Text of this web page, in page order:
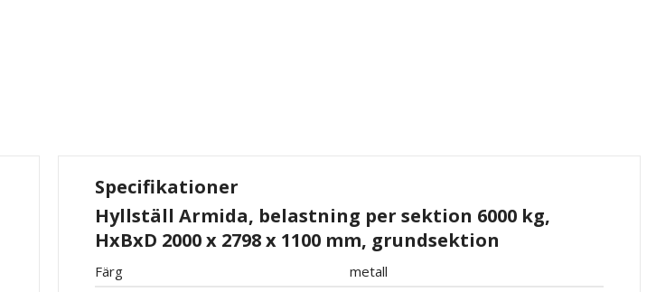
Specifikationer
Hyllställ Armida, belastning per sektion 6000 kg,
HxBxD 2000 x 2798 x 1100 mm, grundsektion
Färg
metall